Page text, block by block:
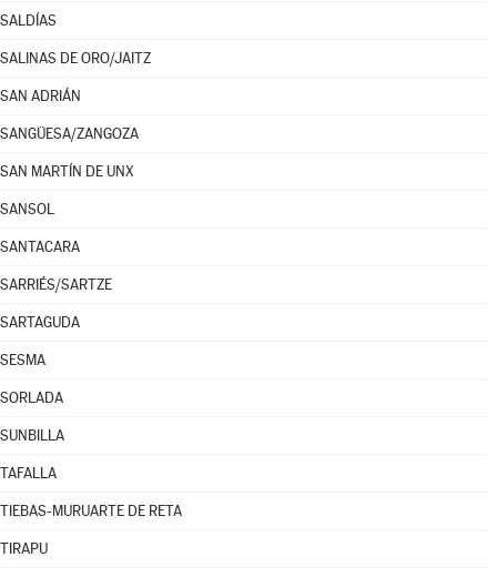
SALDÍAS
SALINAS DE ORO/JAITZ
SAN ADRIÁN
SANGÜESA/ZANGOZA
SAN MARTÍN DE UNX
SANSOL
SANTACARA
SARRIÉS/SARTZE
SARTAGUDA
SESMA
SORLADA
SUNBILLA
TAFALLA
TIEBAS-MURUARTE DE RETA
TIRAPU